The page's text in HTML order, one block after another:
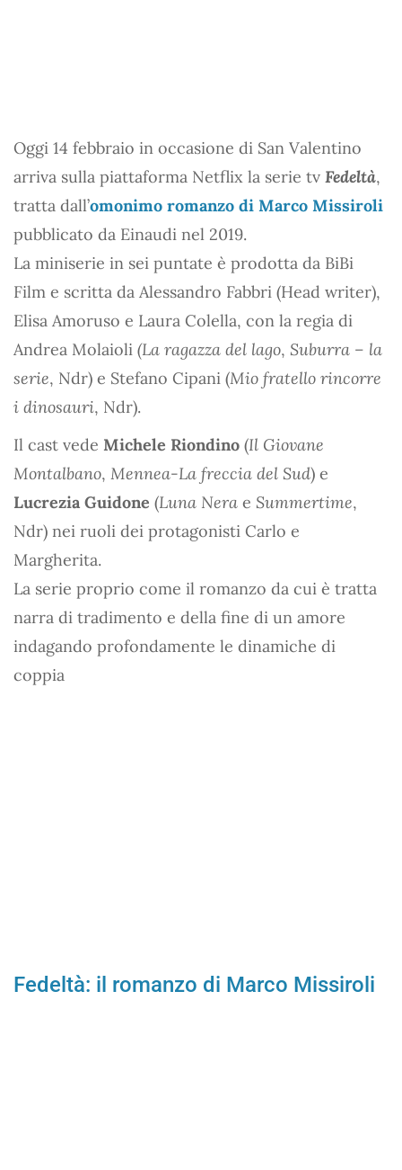
Oggi 14 febbraio in occasione di San Valentino
arriva sulla piattaforma Netflix la serie tv Fedeltà,
tratta dall’omonimo romanzo di Marco Missiroli
pubblicato da Einaudi nel 2019.
La miniserie in sei puntate è prodotta da BiBi
Film e scritta da Alessandro Fabbri (Head writer),
Elisa Amoruso e Laura Colella, con la regia di
Andrea Molaioli (La ragazza del lago, Suburra – la
serie, Ndr) e Stefano Cipani (Mio fratello rincorre
i dinosauri, Ndr).
Il cast vede Michele Riondino (Il Giovane
Montalbano, Mennea-La freccia del Sud) e
Lucrezia Guidone (Luna Nera e Summertime,
Ndr) nei ruoli dei protagonisti Carlo e
Margherita.
La serie proprio come il romanzo da cui è tratta
narra di tradimento e della fine di un amore
indagando profondamente le dinamiche di
coppia
Fedeltà: il romanzo di Marco Missiroli